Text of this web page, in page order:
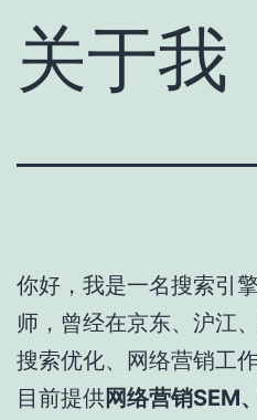
关于我
你好，我是一名搜索引
师，曾经在京东、沪江
搜索优化、网络营销工作
目前提供网络营销SEM